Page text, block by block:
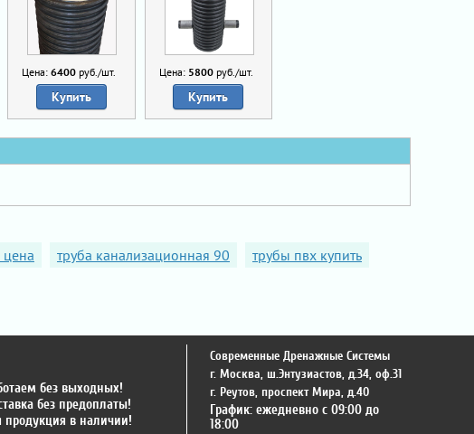
Цена:6400 руб./шт.
Купить
Цена: 5800руб./шт.
Купить
труба канализационная 90
трубы пвх купить
без выходных!
без предоплаты!
продукция в наличии!
Современные Дренажные Системы
г. Москва, ш.Энтузиастов, д.34, оф.31
г. Реутов, проспект Мира, д.40
График: ежедневно с 09:00 до
18:00